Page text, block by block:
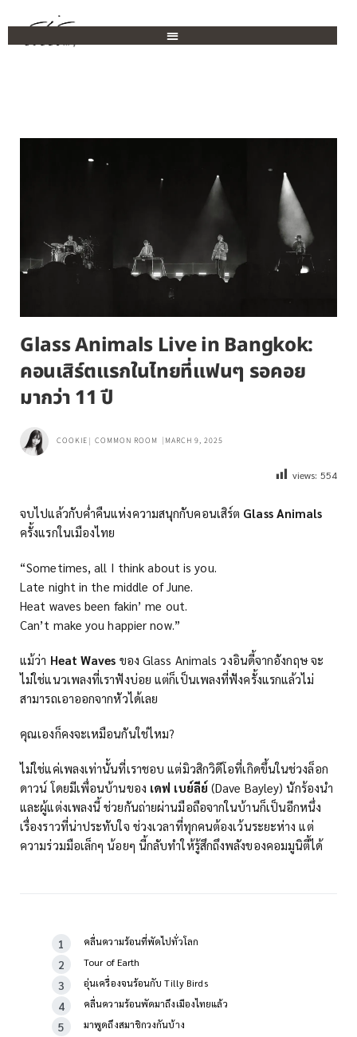
Glass Animals Live in Bangkok:
คอนเสิร์ตแรกในไทยที่แฟนๆ รอคอย
มากว่า 11 ปี
COOKIE COMMON ROOM MARCH 9, 2025
views: 554
จบไปแล้วกับค่ำคืนแห่งความสนุกกับคอนเสิร์ต Glass Animals
ครั้งแรกในเมืองไทย
“Sometimes, all I think about is you.
Late night in the middle of June.
Heat waves been fakin’ me out.
Can’t make you happier now.”
แม้ว่า Heat Waves ของ Glass Animals วงอินดี้จากอังกฤษ จะ
ไม่ใช่แนวเพลงที่เราฟังบ่อย แต่ก็เป็นเพลงที่ฟังครั้งแรกแล้วไม่
สามารถเอาออกจากหัวได้เลย
คุณเองก็คงจะเหมือนกันใช่ไหม?
ไม่ใช่แค่เพลงเท่านั้นที่เราชอบ แต่มิวสิกวิดีโอที่เกิดขึ้นในช่วงล็อก
ดาวน์ โดยมีเพื่อนบ้านของ เดฟ เบย์ลีย์ (Dave Bayley) นักร้องนำ
และผู้แต่งเพลงนี้ ช่วยกันถ่ายผ่านมือถือจากในบ้านก็เป็นอีกหนึ่ง
เรื่องราวที่น่าประทับใจ ช่วงเวลาที่ทุกคนต้องเว้นระยะห่าง แต่
ความร่วมมือเล็กๆ น้อยๆ นี้กลับทำให้รู้สึกถึงพลังของคอมมูนิตี้ได้
คลื่นความร้อนที่พัดไปทั่วโลก
Tour of Earth
อุ่นเครื่องจนร้อนกับ Tilly Birds
คลื่นความร้อนพัดมาถึงเมืองไทยแล้ว
มาพูดถึงสมาชิกวงกันบ้าง